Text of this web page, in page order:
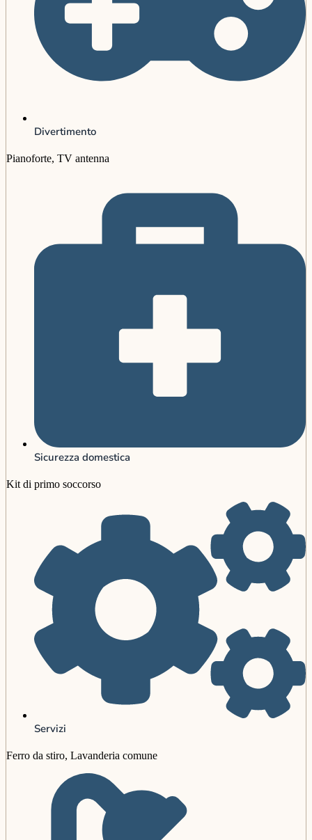
Divertimento
Pianoforte, TV antenna
Sicurezza domestica
Kit di primo soccorso
Servizi
Ferro da stiro, Lavanderia comune